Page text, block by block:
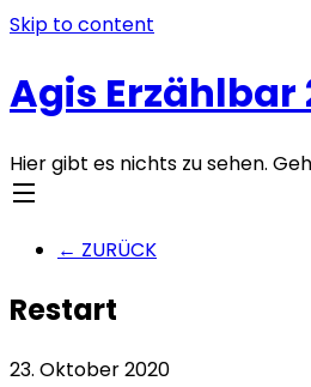
Skip to content
Agis Erzählbar
Hier gibt es nichts zu sehen.
← ZURÜCK
Restart
23. Oktober 2020